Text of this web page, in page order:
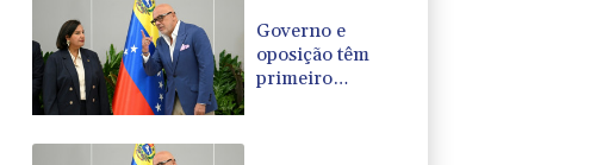
Governo e
oposição têm
primeiro